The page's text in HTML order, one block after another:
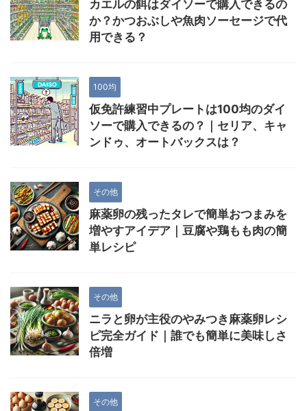
カエルの餌はダイソーで購入できるの
か？かつおぶしや魚肉ソーセージで代
用できる？
100均
仮免許練習中プレートは100均のダイ
ソーで購入できるの？｜セリア、キャ
ンドゥ、オートバックスは？
その他
麻薬卵の残ったタレで簡単おつまみを
増やすアイデア｜豆腐や鶏もも肉の簡
単レシピ
その他
ニラと卵が主役のやみつき麻薬卵レシ
ピ完全ガイド｜誰でも簡単に美味しさ
倍増
その他